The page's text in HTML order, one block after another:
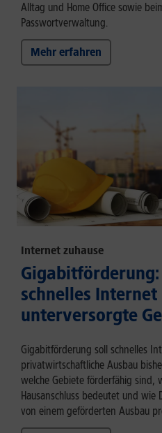
Alltag und Home Office sowie
Passwortverwaltung.
Mehr erfahren
Internet zuhause
schnelles Internet
unterversorgte
Gigabitförderung soll schnelles
privatwirtschaftliche Ausbau
welche Gebiete förderfähig sind,
Hausanschluss bedeutet und
von einem geförderten Ausbau